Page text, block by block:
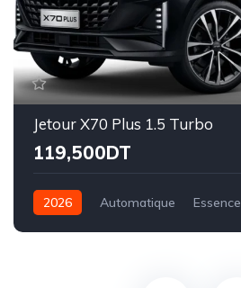
Jetour X70 Plus 1.5 Turbo
119,500DT
2026 Automatique Essence